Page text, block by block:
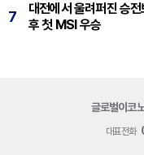
7
대전에서 울려퍼진 승
후 첫 MSI 우승
글로벌이코
대표전화